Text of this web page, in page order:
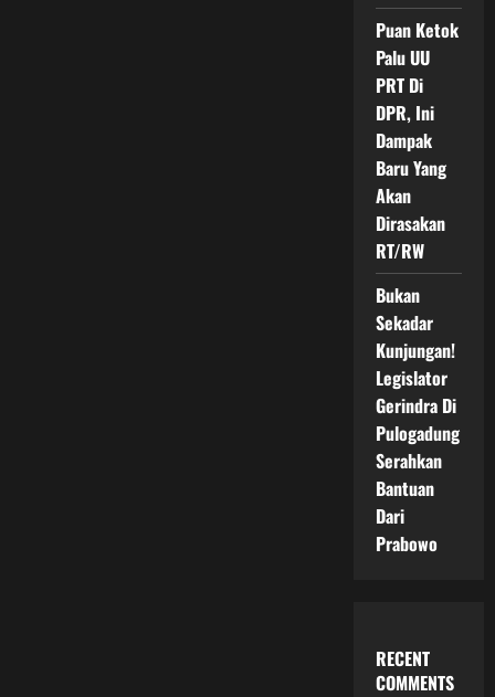
Puan Ketok
Palu UU
PRT Di
DPR, Ini
Dampak
Baru Yang
Akan
Dirasakan
RT/RW
Bukan
Sekadar
Kunjungan!
Legislator
Gerindra Di
Pulogadung
Serahkan
Bantuan
Dari
Prabowo
RECENT
COMMENTS